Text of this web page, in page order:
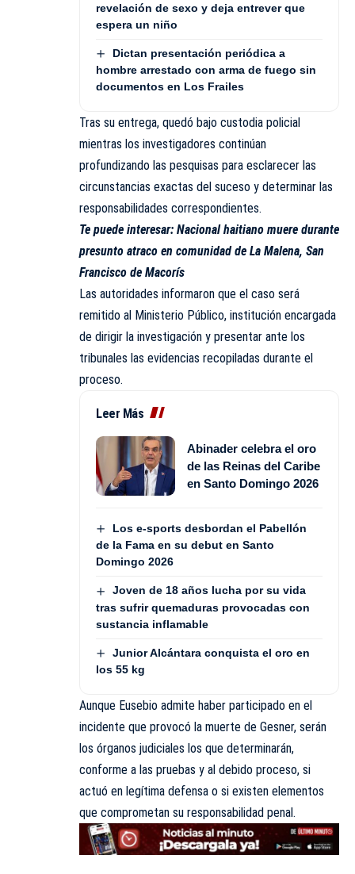
revelación de sexo y deja entrever que
espera un niño
Dictan presentación periódica a
hombre arrestado con arma de fuego sin
documentos en Los Frailes
Tras su entrega, quedó bajo custodia policial
mientras los investigadores continúan
profundizando las pesquisas para esclarecer las
circunstancias exactas del suceso y determinar las
responsabilidades correspondientes.
Te puede interesar: Nacional haitiano muere durante
presunto atraco en comunidad de La Malena, San
Francisco de Macorís
Las autoridades informaron que el caso será
remitido al Ministerio Público, institución encargada
de dirigir la investigación y presentar ante los
tribunales las evidencias recopiladas durante el
proceso.
Leer Más
Abinader celebra el oro
de las Reinas del Caribe
en Santo Domingo 2026
Los e-sports desbordan el Pabellón
de la Fama en su debut en Santo
Domingo 2026
Joven de 18 años lucha por su vida
tras sufrir quemaduras provocadas con
sustancia inflamable
Junior Alcántara conquista el oro en
los 55 kg
Aunque Eusebio admite haber participado en el
incidente que provocó la muerte de Gesner, serán
los órganos judiciales los que determinarán,
conforme a las pruebas y al debido proceso, si
actuó en legítima defensa o si existen elementos
que comprometan su responsabilidad penal.